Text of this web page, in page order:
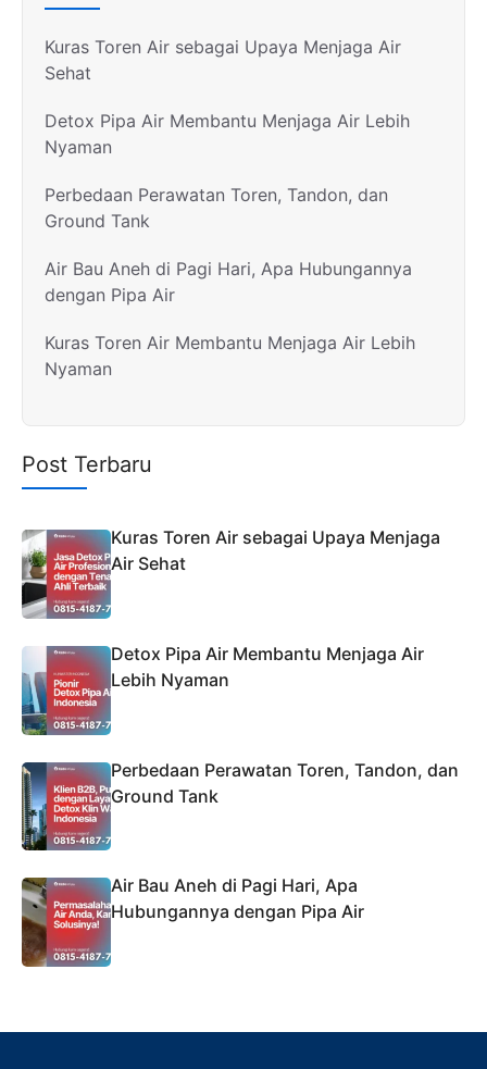
Kuras Toren Air sebagai Upaya Menjaga Air
Sehat
Detox Pipa Air Membantu Menjaga Air Lebih
Nyaman
Perbedaan Perawatan Toren, Tandon, dan
Ground Tank
Air Bau Aneh di Pagi Hari, Apa Hubungannya
dengan Pipa Air
Kuras Toren Air Membantu Menjaga Air Lebih
Nyaman
Post Terbaru
Kuras Toren Air sebagai Upaya Menjaga
Air Sehat
Detox Pipa Air Membantu Menjaga Air
Lebih Nyaman
Perbedaan Perawatan Toren, Tandon, dan
Ground Tank
Air Bau Aneh di Pagi Hari, Apa
Hubungannya dengan Pipa Air